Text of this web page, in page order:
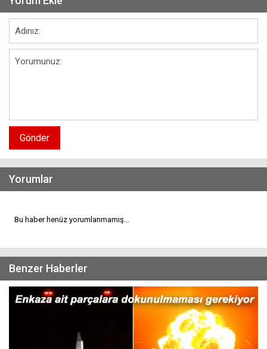
Gönder
Yorumlar
Bu haber henüz yorumlanmamış...
Benzer Haberler